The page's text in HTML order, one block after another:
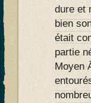
dure et
bien
était
partie
Moyen